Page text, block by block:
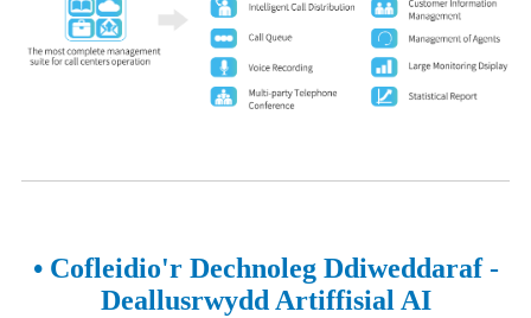
• Cofleidio'r Dechnoleg Ddiweddaraf -
Deallusrwydd Artiffisial AI